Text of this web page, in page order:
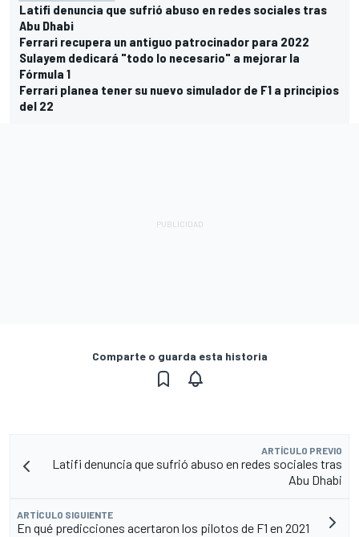
Latifi denuncia que sufrió abuso en redes sociales tras
Abu Dhabi
Ferrari recupera un antiguo patrocinador para 2022
Sulayem dedicará "todo lo necesario" a mejorar la
Fórmula 1
Ferrari planea tener su nuevo simulador de F1 a principios
del 22
Comparte o guarda esta historia
ARTÍCULO PREVIO
Latifi denuncia que sufrió abuso en redes sociales tras
Abu Dhabi
ARTÍCULO SIGUIENTE
En qué predicciones acertaron los pilotos de F1 en 2021